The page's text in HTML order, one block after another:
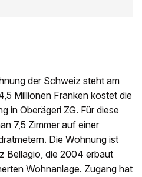
der Schweiz steht am
Millionen Franken kostet die
in Oberägeri ZG. Für diese
7,5 Zimmer auf einer
Die Wohnung ist
Bellagio, die 2004 erbaut
Wohnanlage. Zugang hat